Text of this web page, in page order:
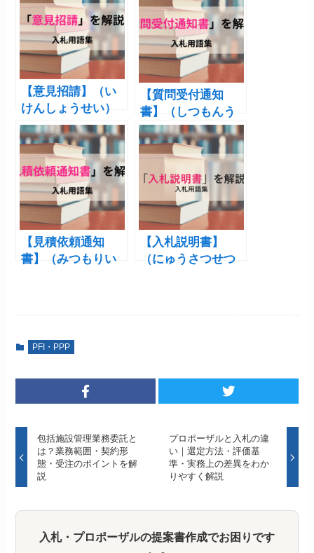
【意見招請】（い
けんしょうせい）
【質問受付通知
書】（しつもんう
けつけつうちし
ょ）
【見積依頼通知
書】（みつもりい
【入札説明書】
（にゅうさつせつ
PFI・PPP
包括施設管理業務委託と
は？業務範囲・契約形
態・受注のポイントを解
説
プロポーザルと入札の違
い｜選定方法・評価基
準・実務上の差異をわか
りやすく解説
入札・プロポーザルの提案書作成でお困りです